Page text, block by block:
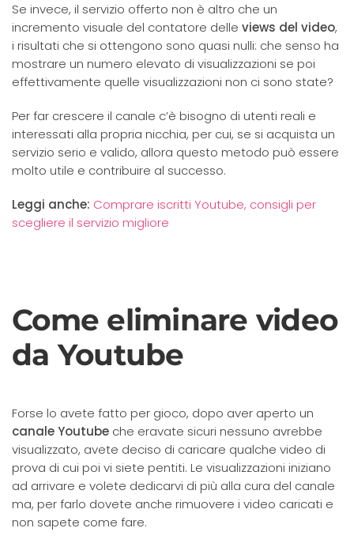
Se invece, il servizio offerto non è altro che un
incremento visuale del contatore delle views del video,
i risultati che si ottengono sono quasi nulli: che senso ha
mostrare un numero elevato di visualizzazioni se poi
effettivamente quelle visualizzazioni non ci sono state?
Per far crescere il canale c’è bisogno di utenti reali e
interessati alla propria nicchia, per cui, se si acquista un
servizio serio e valido, allora questo metodo può essere
molto utile e contribuire al successo.
Leggi anche: Comprare iscritti Youtube, consigli per
scegliere il servizio migliore
Come eliminare video
da Youtube
Forse lo avete fatto per gioco, dopo aver aperto un
canale Youtube che eravate sicuri nessuno avrebbe
visualizzato, avete deciso di caricare qualche video di
prova di cui poi vi siete pentiti. Le visualizzazioni iniziano
ad arrivare e volete dedicarvi di più alla cura del canale
ma, per farlo dovete anche rimuovere i video caricati e
non sapete come fare.